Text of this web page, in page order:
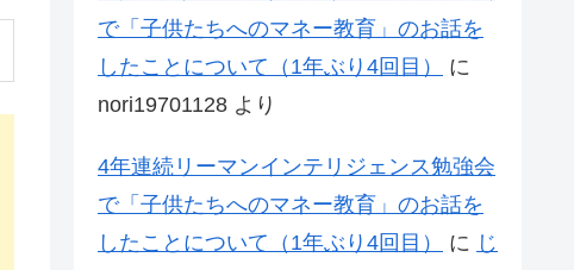
で「子供たちへのマネー教育」のお話を
したことについて（1年ぶり4回目）
に
nori19701128 より
4年連続リーマンインテリジェンス勉強会
で「子供たちへのマネー教育」のお話を
したことについて（1年ぶり4回目）
に じ